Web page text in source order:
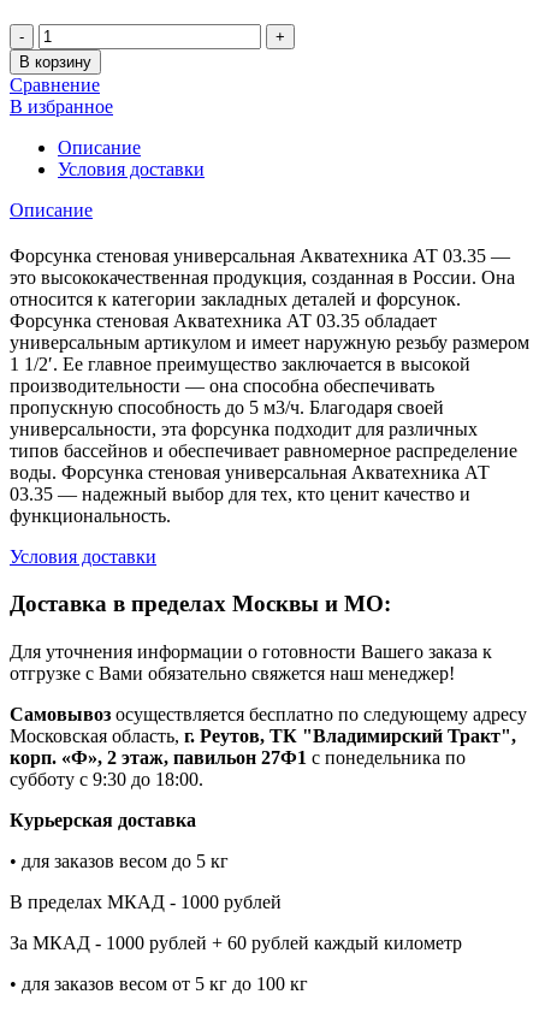
Количество
В корзину
Сравнение
В избранное
Описание
Условия доставки
Описание
Форсунка стеновая универсальная Акватехника АТ 03.35 —
это высококачественная продукция, созданная в России. Она
относится к категории закладных деталей и форсунок.
Форсунка стеновая Акватехника АТ 03.35 обладает
универсальным артикулом и имеет наружную резьбу размером
1 1/2′. Ее главное преимущество заключается в высокой
производительности — она способна обеспечивать
пропускную способность до 5 м3/ч. Благодаря своей
универсальности, эта форсунка подходит для различных
типов бассейнов и обеспечивает равномерное распределение
воды. Форсунка стеновая универсальная Акватехника АТ
03.35 — надежный выбор для тех, кто ценит качество и
функциональность.
Условия доставки
Доставка в пределах Москвы и МО:
Для уточнения информации о готовности Вашего заказа к
отгрузке с Вами обязательно свяжется наш менеджер!
Самовывоз осуществляется бесплатно по следующему адресу
Московская область, г. Реутов, ТК "Владимирский Тракт",
корп. «Ф», 2 этаж, павильон 27Ф1 с понедельника по
субботу с 9:30 до 18:00.
Курьерская доставка
• для заказов весом до 5 кг
В пределах МКАД - 1000 рублей
За МКАД - 1000 рублей + 60 рублей каждый километр
• для заказов весом от 5 кг до 100 кг